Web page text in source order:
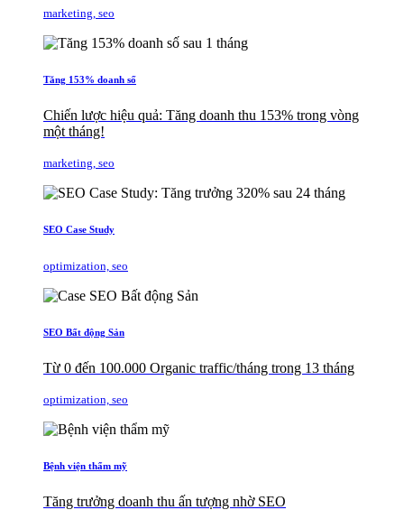
marketing, seo
Tăng 153% doanh số
Chiến lược hiệu quả: Tăng doanh thu 153% trong vòng
một tháng!
marketing, seo
SEO Case Study
optimization, seo
SEO Bất động Sản
Từ 0 đến 100.000 Organic traffic/tháng trong 13 tháng
optimization, seo
Bệnh viện thẩm mỹ
Tăng trưởng doanh thu ấn tượng nhờ SEO